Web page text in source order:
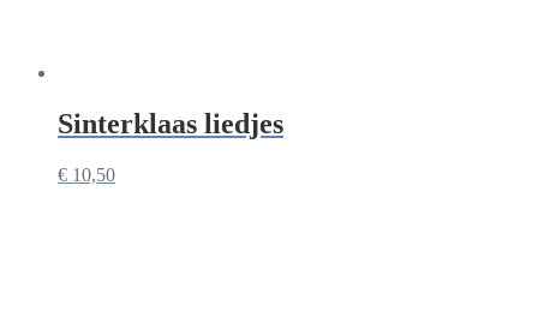
Sinterklaas liedjes
€ 10,50